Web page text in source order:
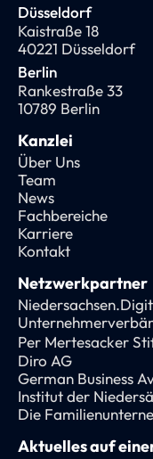
Düsseldorf
Kaistraße 18
40221 Düsseldorf
Berlin
Rankestraße 33
10789 Berlin
Kanzlei
Über Uns
Team
News
Fachbereiche
Karriere
Kontakt
Netzwerkpartner
Per Mertesacker
Diro AG
German Business
Institut der
Die
Aktuelles auf